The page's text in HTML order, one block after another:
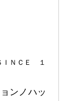
ＩＮＣＥ １
ンノハッ